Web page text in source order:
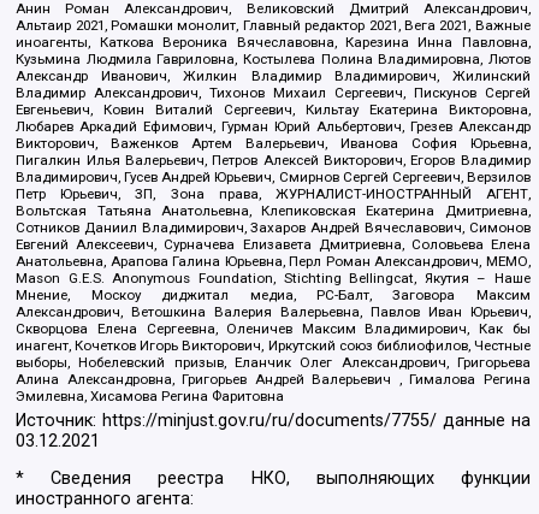
Анин Роман Александрович, Великовский Дмитрий Александрович,
Альтаир 2021, Ромашки монолит, Главный редактор 2021, Вега 2021, Важные
иноагенты, Каткова Вероника Вячеславовна, Карезина Инна Павловна,
Кузьмина Людмила Гавриловна, Костылева Полина Владимировна, Лютов
Александр Иванович, Жилкин Владимир Владимирович, Жилинский
Владимир Александрович, Тихонов Михаил Сергеевич, Пискунов Сергей
Евгеньевич, Ковин Виталий Сергеевич, Кильтау Екатерина Викторовна,
Любарев Аркадий Ефимович, Гурман Юрий Альбертович, Грезев Александр
Викторович, Важенков Артем Валерьевич, Иванова София Юрьевна,
Пигалкин Илья Валерьевич, Петров Алексей Викторович, Егоров Владимир
Владимирович, Гусев Андрей Юрьевич, Смирнов Сергей Сергеевич, Верзилов
Петр Юрьевич, ЗП, Зона права, ЖУРНАЛИСТ-ИНОСТРАННЫЙ АГЕНТ,
Вольтская Татьяна Анатольевна, Клепиковская Екатерина Дмитриевна,
Сотников Даниил Владимирович, Захаров Андрей Вячеславович, Симонов
Евгений Алексеевич, Сурначева Елизавета Дмитриевна, Соловьева Елена
Анатольевна, Арапова Галина Юрьевна, Перл Роман Александрович, МЕМО,
Mason G.E.S. Anonymous Foundation, Stichting Bellingcat, Якутия – Наше
Мнение, Москоу диджитал медиа, РС-Балт, Заговора Максим
Александрович, Ветошкина Валерия Валерьевна, Павлов Иван Юрьевич,
Скворцова Елена Сергеевна, Оленичев Максим Владимирович, Как бы
инагент, Кочетков Игорь Викторович, Иркутский союз библиофилов, Честные
выборы, Нобелевский призыв, Еланчик Олег Александрович, Григорьева
Алина Александровна, Григорьев Андрей Валерьевич , Гималова Регина
Эмилевна, Хисамова Регина Фаритовна
Источник: https://minjust.gov.ru/ru/documents/7755/ данные на
03.12.2021
* Сведения реестра НКО, выполняющих функции
иностранного агента: